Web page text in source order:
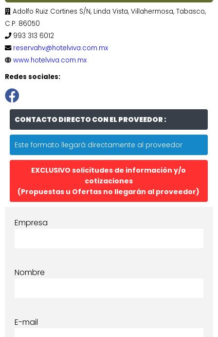
Adolfo Ruiz Cortines S/N, Linda Vista, Villahermosa, Tabasco,
C.P. 86050
993 313 6012
reservahv@hotelviva.com.mx
www.hotelviva.com.mx
Redes sociales:
CONTACTO DIRECTO CON EL PROVEEDOR :
Este formato llegará directamente al proveedor
EXCLUSIVO solicitudes de información y/o
cotizaciones
(Propuestas u Ofertas no llegarán al proveedor)
Empresa
Nombre
E-mail